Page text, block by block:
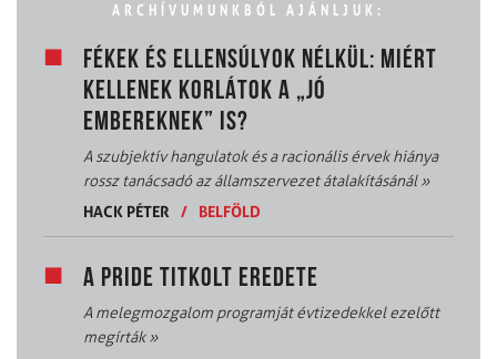
ARCHÍVUMUNKBÓL AJÁNLJUK:
FÉKEK ÉS ELLENSÚLYOK NÉLKÜL: MIÉRT
KELLENEK KORLÁTOK A „JÓ
EMBEREKNEK” IS?
A szubjektív hangulatok és a racionális érvek hiánya
rossz tanácsadó az államszervezet átalakításánál»
HACK PÉTER
/ BELFÖLD
A PRIDE TITKOLT EREDETE
A melegmozgalom programját évtizedekkel ezelőtt
megírták»